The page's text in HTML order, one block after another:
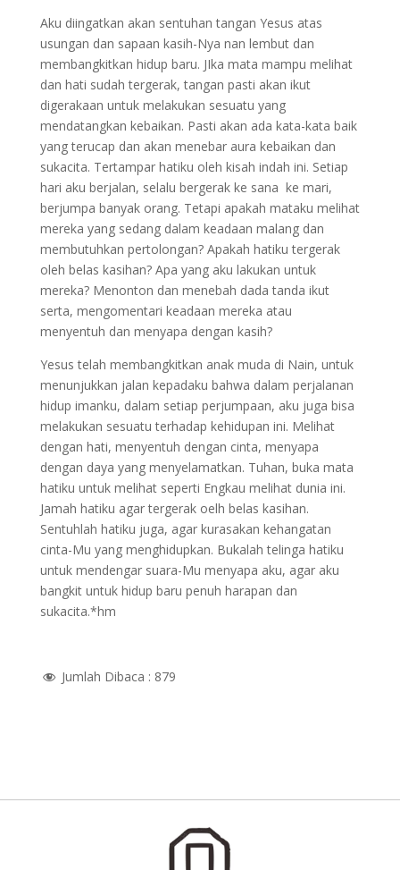
Aku diingatkan akan sentuhan tangan Yesus atas
usungan dan sapaan kasih-Nya nan lembut dan
membangkitkan hidup baru. JIka mata mampu melihat
dan hati sudah tergerak, tangan pasti akan ikut
digerakaan untuk melakukan sesuatu yang
mendatangkan kebaikan. Pasti akan ada kata-kata baik
yang terucap dan akan menebar aura kebaikan dan
sukacita. Tertampar hatiku oleh kisah indah ini. Setiap
hari aku berjalan, selalu bergerak ke sana ke mari,
berjumpa banyak orang. Tetapi apakah mataku melihat
mereka yang sedang dalam keadaan malang dan
membutuhkan pertolongan? Apakah hatiku tergerak
oleh belas kasihan? Apa yang aku lakukan untuk
mereka? Menonton dan menebah dada tanda ikut
serta, mengomentari keadaan mereka atau
menyentuh dan menyapa dengan kasih?
Yesus telah membangkitkan anak muda di Nain, untuk
menunjukkan jalan kepadaku bahwa dalam perjalanan
hidup imanku, dalam setiap perjumpaan, aku juga bisa
melakukan sesuatu terhadap kehidupan ini. Melihat
dengan hati, menyentuh dengan cinta, menyapa
dengan daya yang menyelamatkan. Tuhan, buka mata
hatiku untuk melihat seperti Engkau melihat dunia ini.
Jamah hatiku agar tergerak oelh belas kasihan.
Sentuhlah hatiku juga, agar kurasakan kehangatan
cinta-Mu yang menghidupkan. Bukalah telinga hatiku
untuk mendengar suara-Mu menyapa aku, agar aku
bangkit untuk hidup baru penuh harapan dan
sukacita.*hm
Jumlah Dibaca : 879